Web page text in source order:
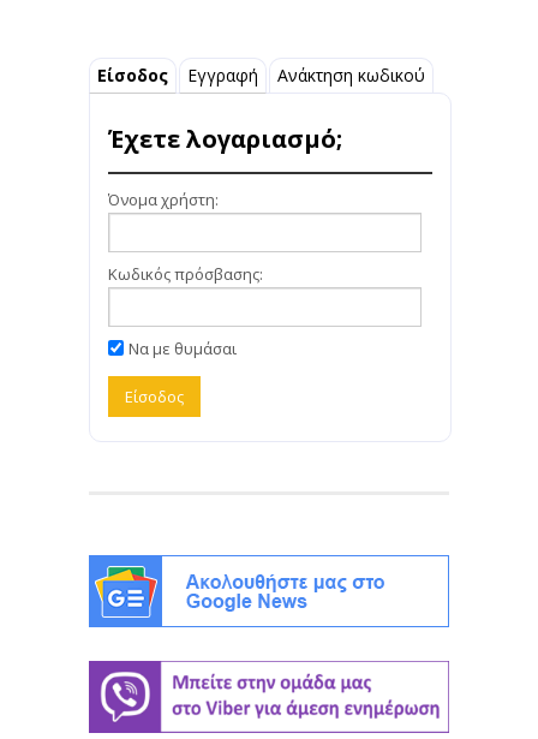
Είσοδος Εγγραφή Ανάκτηση κωδικού
Έχετε λογαριασμό;
Όνομα χρήστη:
Κωδικός πρόσβασης:
Να με θυμάσαι